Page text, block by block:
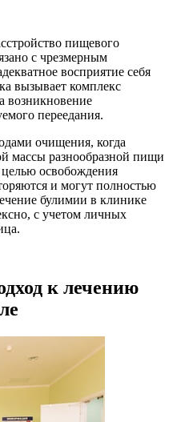
пищевого
с чрезмерным
восприятие себя
вызывает комплекс
возникновение
переедания.
очищения, когда
массы разнообразной пищи
целью освобождения
и могут полностью
булимии в клинике
с учетом личных
к лечению